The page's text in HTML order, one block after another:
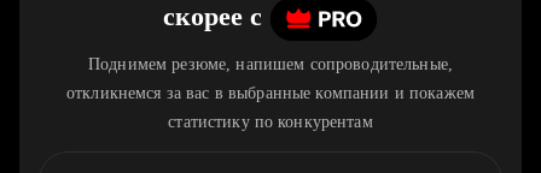
скорее c
Поднимем резюме, напишем сопроводительные,
откликнемся за вас в выбранные компании и покажем
статистику по конкурентам